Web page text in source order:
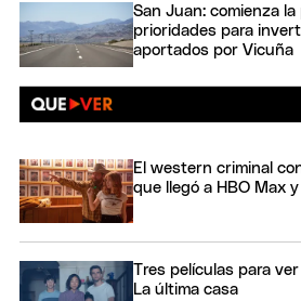
San Juan: comienza
prioridades para
aportados por Vicuña
El western criminal
que llegó a HBO Max
Tres películas para
La última casa